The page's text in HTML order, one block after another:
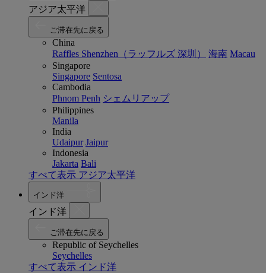
アジア太平洋
ご滞在先に戻る
China
Raffles Shenzhen（ラッフルズ 深圳）
海南 Macau
Singapore
Singapore Sentosa
Cambodia
Phnom Penh シェムリアップ
Philippines
Manila
India
Udaipur Jaipur
Indonesia
Jakarta Bali
すべて表示 アジア太平洋
インド洋
インド洋
ご滞在先に戻る
Republic of Seychelles
Seychelles
すべて表示 インド洋